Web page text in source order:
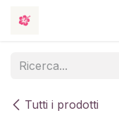
Tutti i prodotti